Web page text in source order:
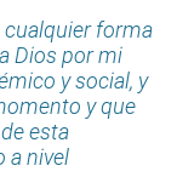
cualquier forma
Dios por mi
y social, y
y que
esta
a nivel